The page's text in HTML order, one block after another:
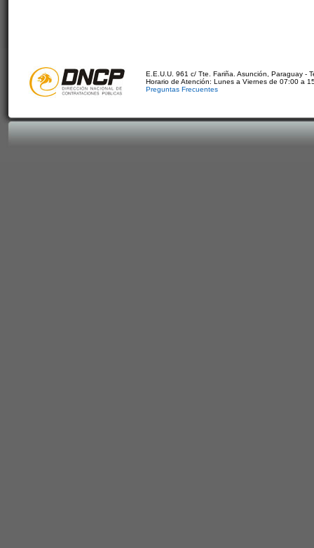
E.E.U.U. 961 c/ Tte. Fariña. Asunción, Paraguay -
Horario de Atención: Lunes a Viernes de 07:00 a
Preguntas Frecuentes